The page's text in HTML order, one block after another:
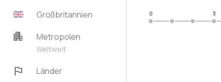
Großbritannien
apartment Metropolen
Weltweit
flag Länder
0 3